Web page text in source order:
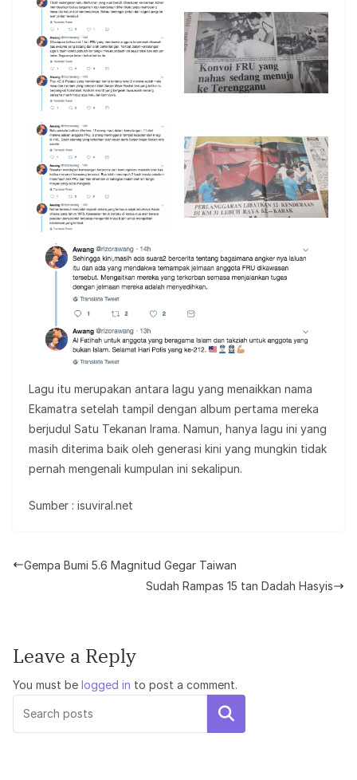
Lagu itu merupakan antara lagu yang menaikkan nama
Ekamatra setelah tampil dengan album pertama mereka
berjudul Satu Tekanan Irama. Namun, hanya lagu ini yang
masih diterima baik oleh generasi kini yang mungkin tidak
pernah mengenali kumpulan ini sekalipun.
Sumber : isuviral.net
Gempa Bumi 5.6 Magnitud Gegar Taiwan
Sudah Rampas 15 tan Dadah Hasyis
Leave a Reply
You must be logged in to post a comment.
Search